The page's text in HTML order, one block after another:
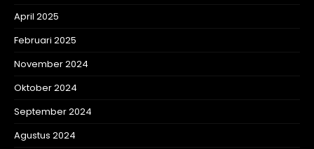
April 2025
Februari 2025
November 2024
Oktober 2024
September 2024
Agustus 2024